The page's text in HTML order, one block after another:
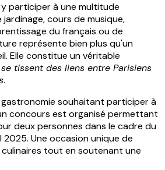
participer à une multitude
cours de musique,
du français ou de
représente bien plus qu'un
Elle constitue un véritable
tissent des liens entre Parisiens
.
souhaitant participer à
concours est organisé permettant
deux personnes dans le cadre du
2025. Une occasion unique de
tout en soutenant une